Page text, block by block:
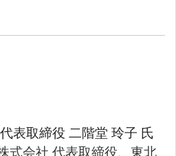
表取締役 二階堂 玲子 氏
式会社 代表取締役、東北